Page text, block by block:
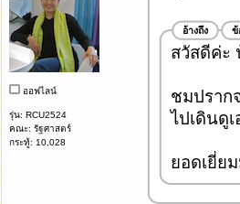
ออฟไลน์
รุ่น: RCU2524
คณะ: รัฐศาสตร์
กระทู้: 10,028
อ้างถึง ข้
สวัสดีค่ะ
ชมปราก
ไปเดินดู
ยอดเยี่ย